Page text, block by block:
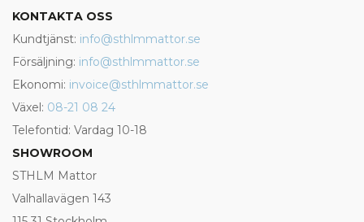
KONTAKTA OSS
Kundtjänst: info@sthlmmattor.se
Försäljning: info@sthlmmattor.se
Ekonomi: invoice@sthlmmattor.se
Växel: 08-21 08 24
Telefontid: Vardag 10-18
SHOWROOM
STHLM Mattor
Valhallavägen 143